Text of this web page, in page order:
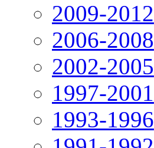
2009-2012
2006-2008
2002-2005
1997-2001
1993-1996